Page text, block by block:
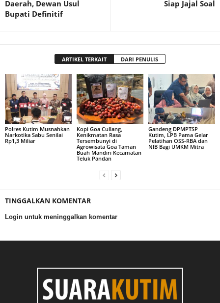
Daerah, Dewan Usul
Bupati Definitif
Siap Jajal Soal
ARTIKEL TERKAIT DARI PENULIS
Polres Kutim Musnahkan
Narkotika Sabu Senilai
Rp1,3 Miliar
Kopi Goa Cullang,
Kenikmatan Rasa
Tersembunyi di
Agrowisata Goa Taman
Buah Mandiri Kecamatan
Teluk Pandan
Gandeng DPMPTSP
Kutim, LPB Pama Gelar
Pelatihan OSS-RBA dan
NIB Bagi UMKM Mitra
TINGGALKAN KOMENTAR
Login untuk meninggalkan komentar